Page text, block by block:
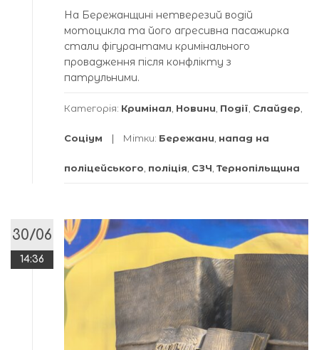
На Бережанщині нетверезий водій
мотоцикла та його агресивна пасажирка
стали фігурантами кримінального
провадження після конфлікту з
патрульними.
Категорія: Кримінал Новини Події Слайдер
Соціум Мітки: Бережани напад на
поліцейського поліція СЗЧ Тернопільщина
30/06
14:36